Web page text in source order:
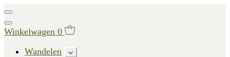
Winkelwagen 0
Wandelen